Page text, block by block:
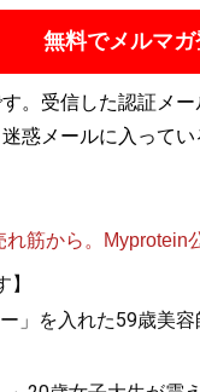
無料でメルマ
。受信した認証メ
惑メールに入って
筋から。Myprotein
」を入れた59歳美